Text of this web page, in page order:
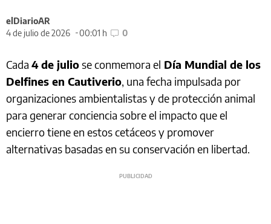
elDiarioAR
4 de julio de 2026
00:01 h 0
Cada 4 de juliose conmemora el Día Mundial de los
Delfines en Cautiverio, una fecha impulsada por
organizaciones ambientalistas y de protección animal
para generar conciencia sobre el impacto que el
encierro tiene en estos cetáceos y promover
alternativas basadas en su conservación en libertad.